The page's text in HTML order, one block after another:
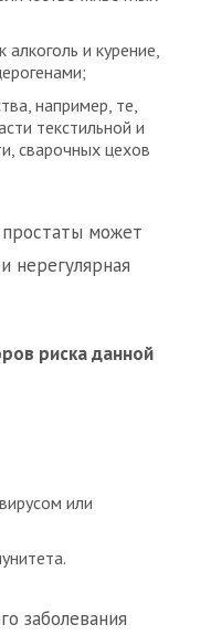
и курение,
например, те,
текстильной и
сварочных цехов
может
нерегулярная
риска данной
или
заболевания